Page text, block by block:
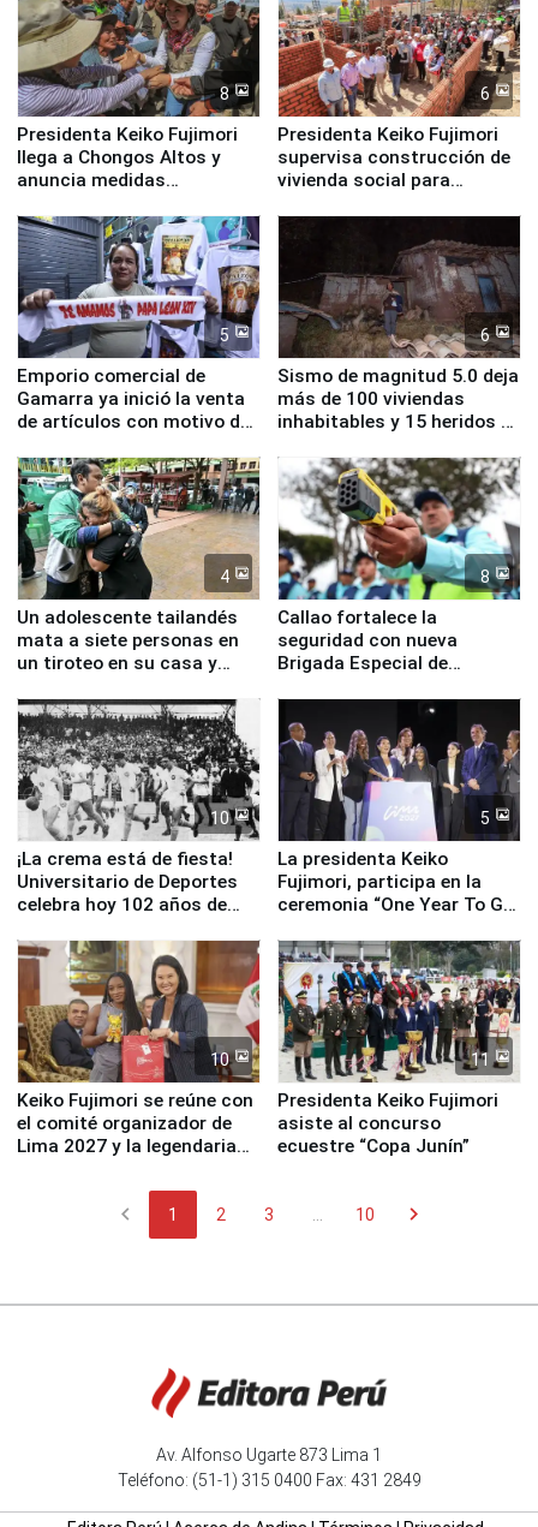
8
Presidenta Keiko Fujimori
llega a Chongos Altos y
anuncia medidas
educación, salud y empleo
6
Presidenta Keiko Fujimori
supervisa construcción de
vivienda social para
5
Emporio comercial de
Gamarra ya inició la venta
de artículos con motivo de
6
Sismo de magnitud 5.0 deja
más de 100 viviendas
inhabitables y 15 heridos en
4
Un adolescente tailandés
mata a siete personas en
un tiroteo en su casa y
8
Callao fortalece la
seguridad con nueva
Brigada Especial de
equipamiento para
Serenazgo
10
¡La crema está de fiesta!
Universitario de Deportes
celebra hoy 102 años de
5
La presidenta Keiko
Fujimori, participa en la
ceremonia “One Year To Go
10
Keiko Fujimori se reúne con
el comité organizador de
Lima 2027 y la legendaria
11
Presidenta Keiko Fujimori
asiste al concurso
ecuestre “Copa Junín”
chevron_left 1 2 3 10 chevron_right
Av. Alfonso Ugarte 873 Lima 1
Teléfono: (51-1) 315 0400 Fax: 431 2849